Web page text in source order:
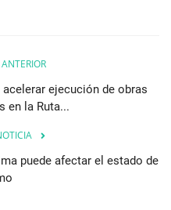
ejecución de obras
en la Ruta...
puede afectar el estado de